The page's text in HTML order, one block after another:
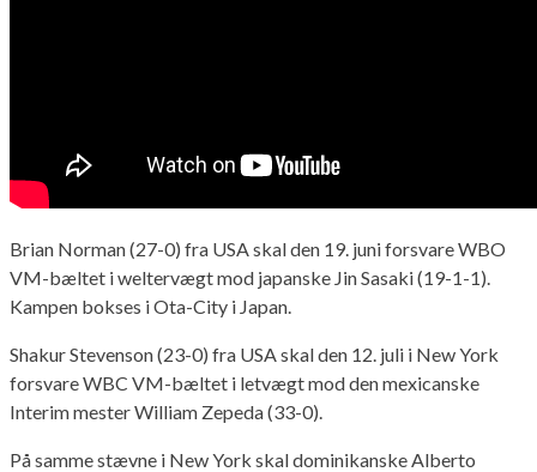
Brian Norman (27-0) fra USA skal den 19. juni forsvare WBO
VM-bæltet i weltervægt mod japanske Jin Sasaki (19-1-1).
Kampen bokses i Ota-City i Japan.
Shakur Stevenson (23-0) fra USA skal den 12. juli i New York
forsvare WBC VM-bæltet i letvægt mod den mexicanske
Interim mester William Zepeda (33-0).
På samme stævne i New York skal dominikanske Alberto